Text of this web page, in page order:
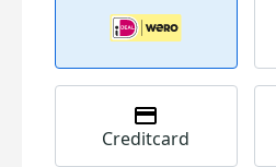
Creditcard